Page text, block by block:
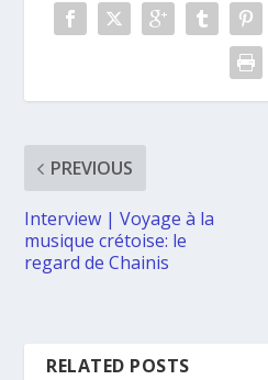
PREVIOUS
Interview | Voyage à la
musique crétoise: le
regard de Chainis
RELATED POSTS